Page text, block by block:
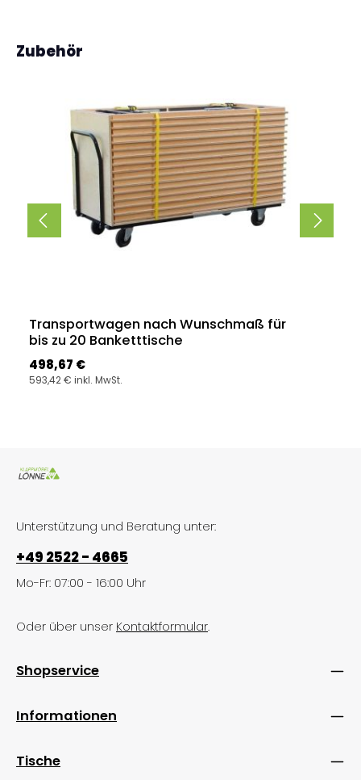
Produktgalerie überspringen
Zubehör
Transportwagen nach Wunschmaß für
bis zu 20 Banketttische
Regulärer Preis:
498,67 €
593,42 € inkl. MwSt.
Unterstützung und Beratung unter:
+49 2522 - 4665
Mo-Fr: 07:00 - 16:00 Uhr
Oder über unser Kontaktformular.
Shopservice
Informationen
Tische